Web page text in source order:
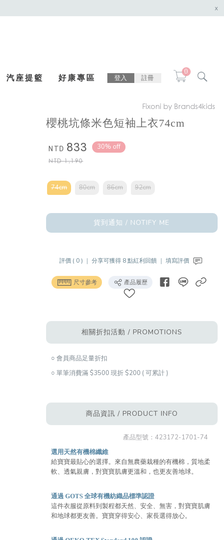
x
汽座提籃 好康專區 登入 註冊
0
Fixoni by Brands4kids
櫻桃坑條米色短袖上衣74cm
NTD 833
NTD1,190
30% off
74cm 80cm 86cm 92cm
貨到通知 / NOTIFY ME
評價 ( 0 ) ｜ 分享可獲得 8 點紅利回饋 ｜ 填寫評價
尺寸參考 產品履歷
相關折扣活動 / PROMOTIONS
○ 會員商品足量折扣
○ 單筆消費滿 $3500 現折 $200 ( 可累計 )
商品資訊 / PRODUCT INFO
產品型號： 423172-1701-74
選用天然有機棉纖維
給寶寶最貼心的選擇。來自無農藥栽種的有機棉，質地柔
軟、透氣親膚，對寶寶肌膚更溫和，也更友善地球。
通過 GOTS 全球有機紡織品標準認證
這件衣服從原料到製程都天然、安全、無害，對寶寶肌膚
和地球都更友善。寶寶穿得安心、家長選得放心。